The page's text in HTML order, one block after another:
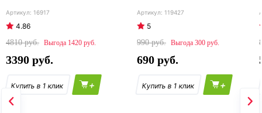
16917
4.86
4810
1420
3390
+
119427
5
990
300
690
+